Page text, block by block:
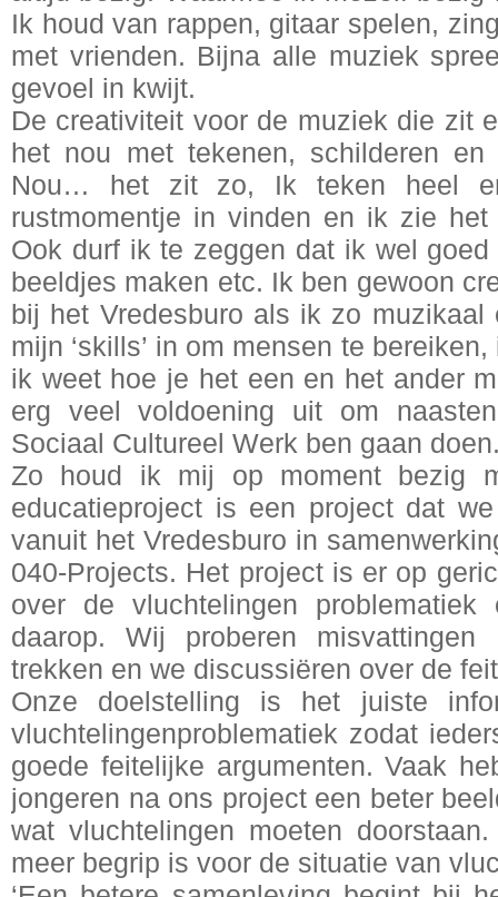
Ik houd van rappen, gitaar spelen,
met vrienden. Bijna alle muziek
gevoel in kwijt.
De creativiteit voor de muziek die zit
het nou met tekenen, schilderen en
Nou… het zit zo, Ik teken heel
rustmomentje in vinden en ik zie
Ook durf ik te zeggen dat ik wel
beeldjes maken etc. Ik ben gewoon
bij het Vredesburo als ik zo
mijn ‘skills’ in om mensen te
ik weet hoe je het een en het ander
erg veel voldoening uit om
Sociaal Cultureel Werk ben gaan
Zo houd ik mij op moment bezig
educatieproject is een project dat
vanuit het Vredesburo in
040-Projects. Het project is er op
over de vluchtelingen
daarop. Wij proberen
trekken en we discussiëren over de
Onze doelstelling is het juiste
vluchtelingenproblematiek zodat
goede feitelijke argumenten. Vaak
jongeren na ons project een beter
wat vluchtelingen moeten
meer begrip is voor de situatie van